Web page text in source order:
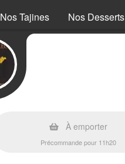
Nos Tajines Nos Desserts
À emporter
Précommande pour 11h20